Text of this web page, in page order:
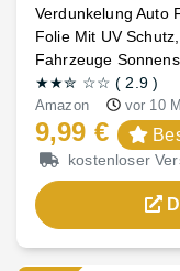
Verdunkelung Auto
Folie Mit UV
Fahrzeuge
★★✮ ☆☆ ( 2.9)
Amazon vor 10
9,99 €
kostenloser